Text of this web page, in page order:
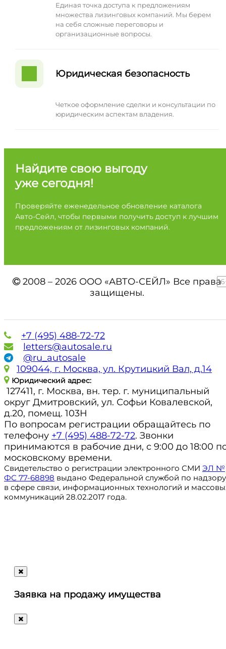
Единая точка доступа к предложениям
множества лизинговых компаний. Мы берем
на себя сложные переговоры и
организационные вопросы.
Юридическая безопасность
Четкое оформление сделки и консультации по
юридическим аспектам владения.
Найдите свою выгоду
уже сегодня!
Проверяйте еженедельное обновление каталога
Авто-Сейл, чтобы первыми получить доступ к лучшим
предложениям от лизинговых компаний.
2008 – 2026 ООО «АВТО-СЕЙЛ» Все права
защищены.
+7 (495) 488-72-72
letters@autosale.ru
@ru_autosale
109044, г. Москва, ул. Крутицкий Вал, д.14
Юридический адрес:
127411, г. Москва, вн. тер. г. муниципальный
округ Дмитровский, ул. Софьи Ковалевской,
д.20, помещ. 103Н
По вопросам регистрации обращайтесь по
телефону +7 (495) 488-72-72. Звонки
принимаются в рабочие дни, с 9:00 до 18:00
московскому времени.
Свидетельство о регистрации электронного СМИ ЭЛ №
ФС 77-68898 выдано Федеральной службой по надзору
в сфере связи, информационных технологий и
коммуникаций 28.02.2017 года.
letters@autosale.ru
Ответим
Заявка на продажу имущества